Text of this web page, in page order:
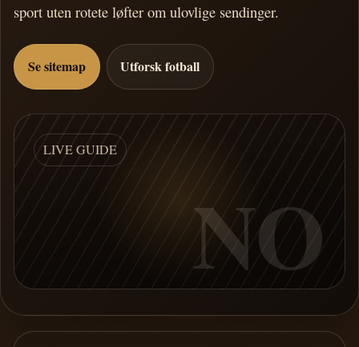
sport uten rotete løfter om ulovlige sendinger.
Se sitemap Utforsk fotball
LIVE GUIDE
NO